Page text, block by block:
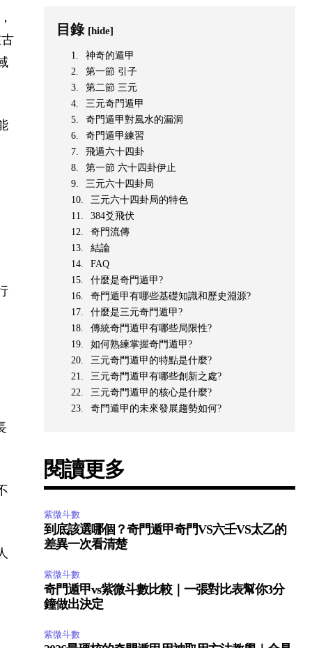
目錄 [hide]
神奇的遁甲
第一節 引子
第二節 三元
三元奇門遁甲
奇門遁甲對風水的漏洞
奇門遁甲練習
飛遁六十四卦
第一節 六十四卦伊止
三元六十四卦局
三元六十四卦局的特色
384爻飛伏
奇門流傳
結論
FAQ
什麼是奇門遁甲?
奇門遁甲有哪些基礎知識和歷史淵源?
什麼是三元奇門遁甲?
傳統奇門遁甲有哪些局限性?
如何熟練掌握奇門遁甲?
三元奇門遁甲的特點是什麼?
三元奇門遁甲有哪些創新之處?
三元奇門遁甲的核心是什麼?
奇門遁甲的未來發展趨勢如何?
閱讀更多
紫微斗數
到底該選哪個？奇門遁甲奇門VS六壬VS太乙的
差異一次看清楚
紫微斗數
奇門遁甲vs紫微斗數比較｜一張對比表幫你3分
鐘做出決定
紫微斗數